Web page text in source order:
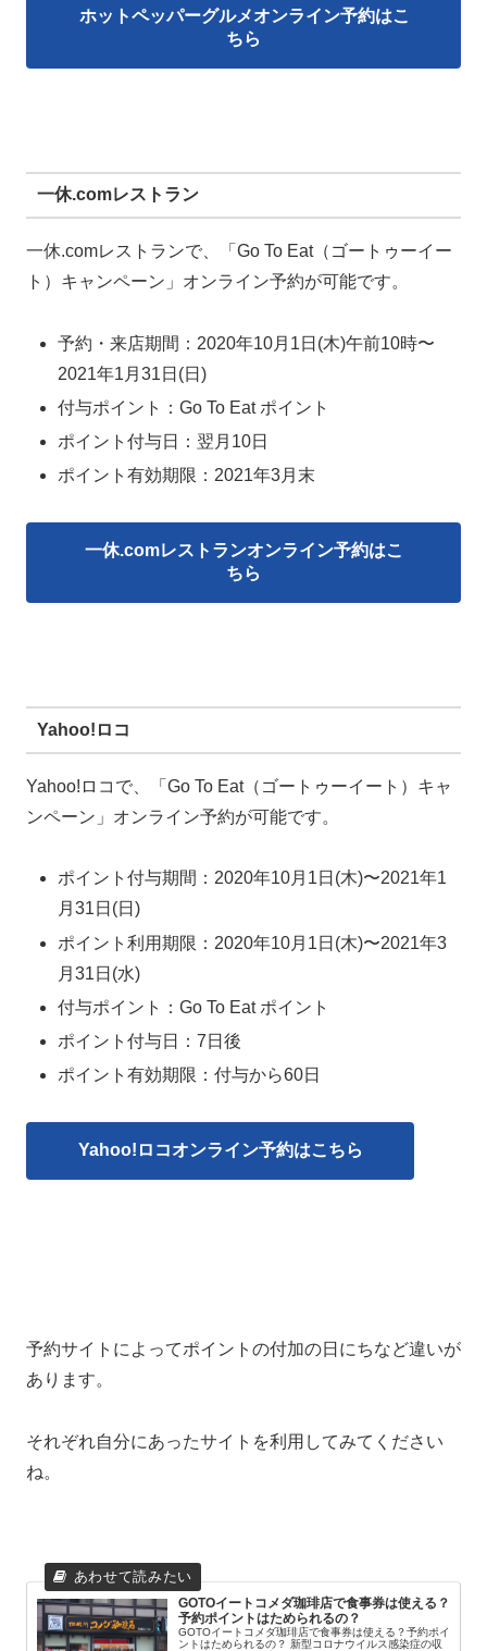
ホットペッパーグルメオンライン予約はこ
ちら
一休.comレストラン
一休.comレストランで、「Go To Eat（ゴートゥーイー
ト）キャンペーン」オンライン予約が可能です。
予約・来店期間：2020年10月1日(木)午前10時〜
2021年1月31日(日)
付与ポイント：Go To Eat ポイント
ポイント付与日：翌月10日
ポイント有効期限：2021年3月末
一休.comレストランオンライン予約はこ
ちら
Yahoo!ロコ
Yahoo!ロコで、「Go To Eat（ゴートゥーイート）キャ
ンペーン」オンライン予約が可能です。
ポイント付与期間：2020年10月1日(木)〜2021年1
月31日(日)
ポイント利用期限：2020年10月1日(木)〜2021年3
月31日(水)
付与ポイント：Go To Eat ポイント
ポイント付与日：7日後
ポイント有効期限：付与から60日
Yahoo!ロコオンライン予約はこちら
予約サイトによってポイントの付加の日にちなど違いが
あります。
それぞれ自分にあったサイトを利用してみてください
ね。
GOTOイートコメダ珈琲店で食事券は使える？
予約ポイントはためられるの？
GOTOイートコメダ珈琲店で食事券は使える？予約ポイ
ントはためられるの？ 新型コロナウイルス感染症の収